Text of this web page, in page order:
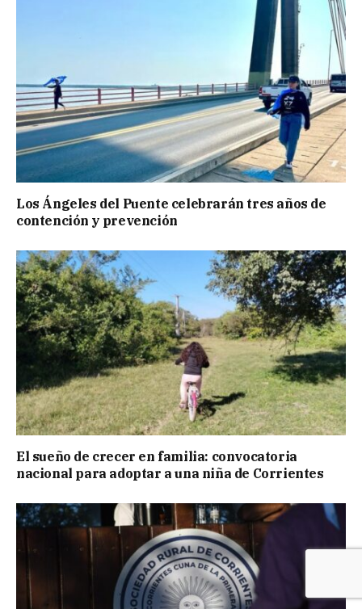
Los Ángeles del Puente celebrarán tres años de
contención y prevención
El sueño de crecer en familia: convocatoria
nacional para adoptar a una niña de Corrientes